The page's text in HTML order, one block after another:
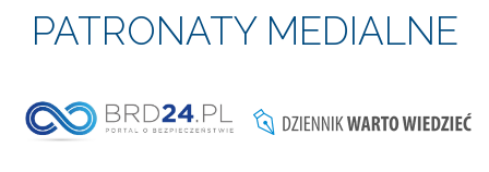
PATRONATY MEDIALNE